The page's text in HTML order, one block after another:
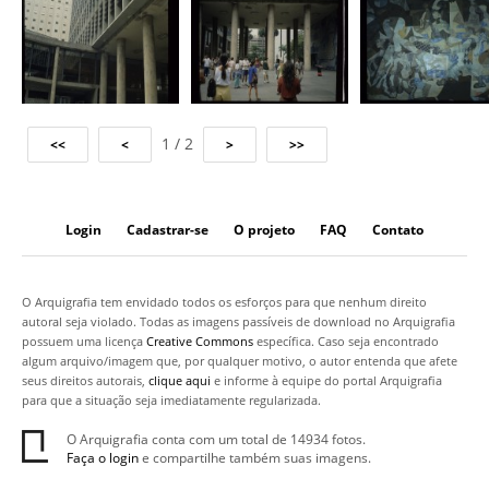
1 / 2
Login Cadastrar-se O projeto FAQ Contato
O Arquigrafia tem envidado todos os esforços para que nenhum direito
autoral seja violado. Todas as imagens passíveis de download no Arquigrafia
possuem uma licença Creative Commons específica. Caso seja encontrado
algum arquivo/imagem que, por qualquer motivo, o autor entenda que afete
seus direitos autorais, clique aqui e informe à equipe do portal Arquigrafia
para que a situação seja imediatamente regularizada.
O Arquigrafia conta com um total de 14934 fotos.
Faça o logine compartilhe também suas imagens.